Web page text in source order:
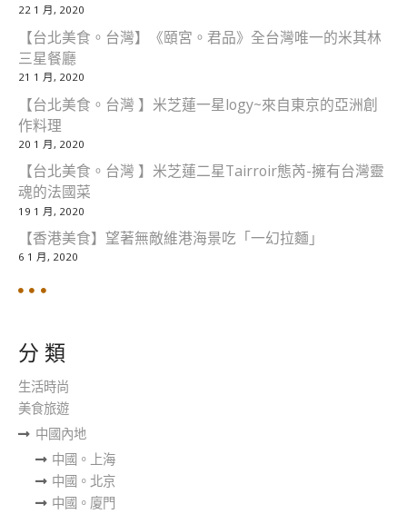
22 1 月, 2020
【台北美食。台灣】《頤宮。君品》全台灣唯一的米其林
三星餐廳
21 1 月, 2020
【台北美食。台灣 】米芝蓮一星logy~來自東京的亞洲創
作料理
20 1 月, 2020
【台北美食。台灣 】米芝蓮二星Tairroir態芮-擁有台灣靈
魂的法國菜
19 1 月, 2020
【香港美食】望著無敵維港海景吃「一幻拉麵」
6 1 月, 2020
分 類
生活時尚
美食旅遊
中國內地
中國。上海
中國。北京
中國。廈門